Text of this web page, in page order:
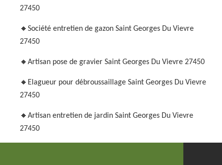
27450
Société entretien de gazon Saint Georges Du Vievre
27450
Artisan pose de gravier Saint Georges Du Vievre 27450
Elagueur pour débroussaillage Saint Georges Du Vievre
27450
Artisan entretien de jardin Saint Georges Du Vievre
27450